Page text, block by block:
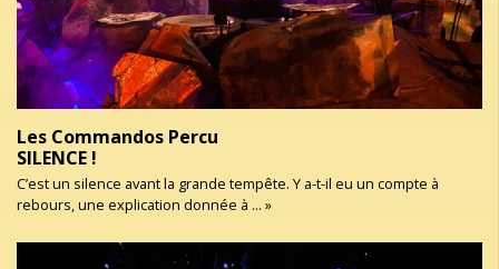
Les Commandos Percu
SILENCE !
C’est un silence avant la grande tempête. Y a-t-il eu un compte à
rebours, une explication donnée à ... »